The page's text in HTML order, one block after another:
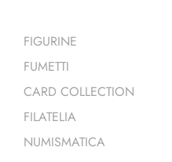
FIGURINE
FUMETTI
CARD COLLECTION
FILATELIA
NUMISMATICA